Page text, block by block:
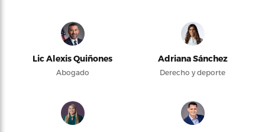
Lic Alexis Quiñones
Abogado
Adriana Sánchez
Derecho y deporte